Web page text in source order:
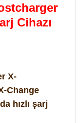
Cihazı
X-
Change
hızlı şarj